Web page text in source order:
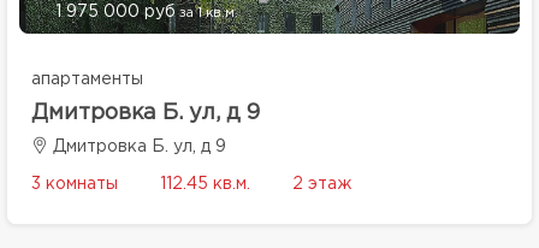
1 975 000 рубза 1 кв.м.
апартаменты
Дмитровка Б. ул, д 9
Дмитровка Б. ул, д 9
3 комнаты 112.45 кв.м. 2 этаж